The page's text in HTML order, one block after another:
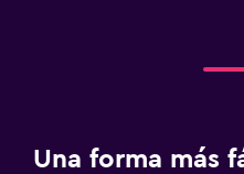
Una forma más